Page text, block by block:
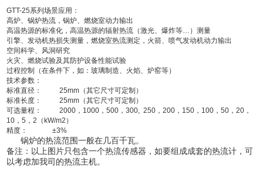
GTT-25系列场景应用：
高炉、锅炉热流，锅炉、燃烧室动力输出
高温热源的标准化，高温热源的辐射热流（激光、爆炸等…）测量
引擎、发动机热损失测量，燃烧室热流测定，火箭、喷气发动机动力输出
空间科学、风洞研究
火灾、燃烧试验及其防护设备性能试验
过程控制（在条件下，如：玻璃制造、火焰、炉窑等）
技术参数：
标准直径： 25mm（其它尺寸可定制）
标准长度： 25mm（其它尺寸可定制）
可选量程： 2000，1000，500，300, 250，200，150，100，50，20，
10，5，2（kW/m2）
精度： ±3%
锅炉的热流范围一般在几百千瓦。
备注：以上图片只包含一个热流传感器，如要组成成套的热流计，可
以考虑加我司的热流主机。